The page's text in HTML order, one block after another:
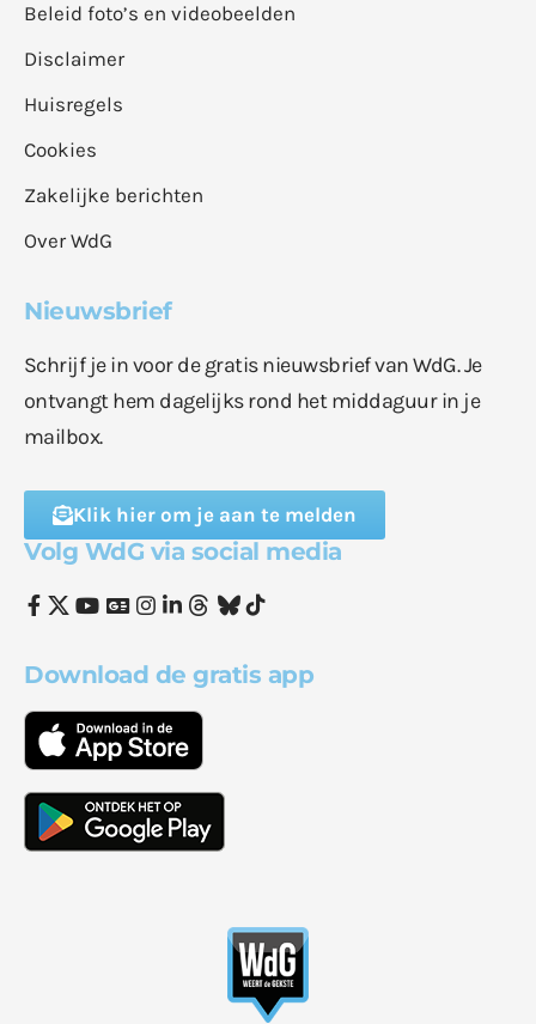
Beleid foto’s en videobeelden
Disclaimer
Huisregels
Cookies
Zakelijke berichten
Over WdG
Nieuwsbrief
Schrijf je in voor de gratis nieuwsbrief van WdG. Je
ontvangt hem dagelijks rond het middaguur in je
mailbox.
Klik hier om je aan te melden
Volg WdG via social media
Download de gratis app